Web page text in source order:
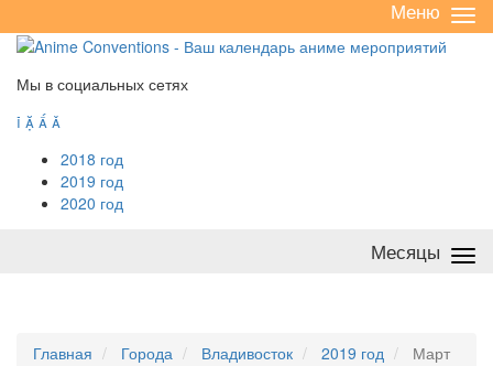
/
Меню
Мы в социальных сетях
   
2018 год
2019 год
2020 год
Месяцы
Главная Города Владивосток 2019 год Март